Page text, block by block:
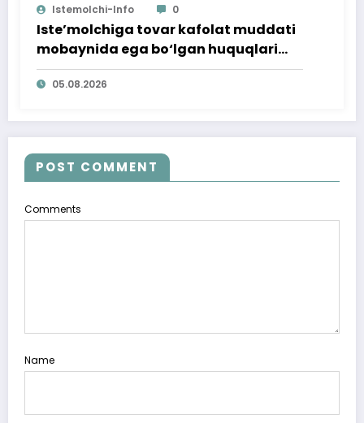
Istemolchi-Info 0
Iste’molchiga tovar kafolat muddati
mobaynida ega bo‘lgan huquqlari
ta’minlab berildi
05.08.2026
POST COMMENT
Comments
Name